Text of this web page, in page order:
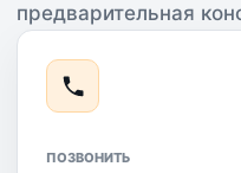
предварительная
ПОЗВОНИТЬ